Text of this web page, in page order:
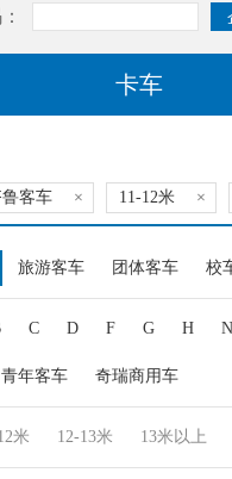
卡车
客车 × 11-12米 ×
旅游客车 团体客车 校
C D F G H N
青年客车 奇瑞商用车
米 12-13米 13米以上